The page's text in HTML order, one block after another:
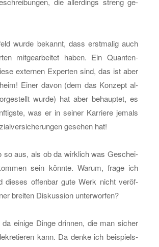
wurde be­kannt, dass erst­ma­lig auch
mit­ge­ar­bei­tet haben. Ein Quan­ten­
ex­ter­nen Ex­per­ten sind, das ist aber
Einer davon (dem das Kon­zept al­
wurde) hat aber be­haup­tet, es
was er in sei­ner Kar­rie­re je­mals
ge­se­hen hat!
so aus, als ob da wirk­lich was Ge­schei­
sein könn­te. Warum, frage ich
die­ses of­fen­bar gute Werk nicht ver­öf­
brei­ten Dis­kus­si­on un­ter­wor­fen?
ei­ni­ge Dinge drin­nen, die man si­cher
kann. Da denke ich bei­spiels­